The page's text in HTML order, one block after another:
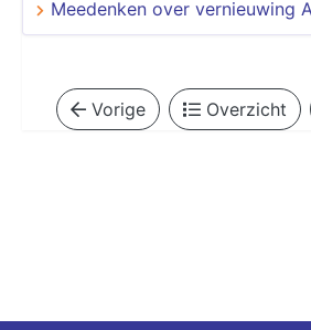
Meedenken over vernieuwing
Vorige Overzicht